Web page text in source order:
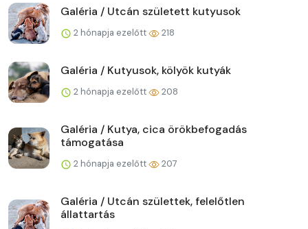
Galéria / Utcán született kutyusok
2 hónapja ezelőtt 218
Galéria / Kutyusok, kölyök kutyák
2 hónapja ezelőtt 208
Galéria / Kutya, cica örökbefogadás
támogatása
2 hónapja ezelőtt 207
Galéria / Utcán születtek, felelőtlen
állattartás